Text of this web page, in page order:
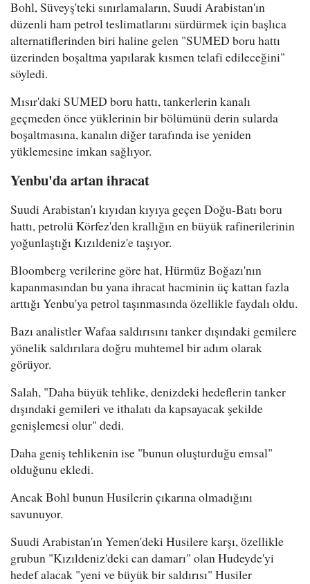
Bohl, Süveyş'teki sınırlamaların, Suudi Arabistan'ın
düzenli ham petrol teslimatlarını sürdürmek için başlıca
alternatiflerinden biri haline gelen "SUMED boru hattı
üzerinden boşaltma yapılarak kısmen telafi edileceğini"
söyledi.
Mısır'daki SUMED boru hattı, tankerlerin kanalı
geçmeden önce yüklerinin bir bölümünü derin sularda
boşaltmasına, kanalın diğer tarafında ise yeniden
yüklemesine imkan sağlıyor.
Yenbu'da artan ihracat
Suudi Arabistan'ı kıyıdan kıyıya geçen Doğu-Batı boru
hattı, petrolü Körfez'den krallığın en büyük rafinerilerinin
yoğunlaştığı Kızıldeniz'e taşıyor.
Bloomberg verilerine göre hat, Hürmüz Boğazı'nın
kapanmasından bu yana ihracat hacminin üç kattan fazla
arttığı Yenbu'ya petrol taşınmasında özellikle faydalı oldu.
Bazı analistler Wafaa saldırısını tanker dışındaki gemilere
yönelik saldırılara doğru muhtemel bir adım olarak
görüyor.
Salah, "Daha büyük tehlike, denizdeki hedeflerin tanker
dışındaki gemileri ve ithalatı da kapsayacak şekilde
genişlemesi olur" dedi.
Daha geniş tehlikenin ise "bunun oluşturduğu emsal"
olduğunu ekledi.
Ancak Bohl bunun Husilerin çıkarına olmadığını
savunuyor.
Suudi Arabistan'ın Yemen'deki Husilere karşı, özellikle
grubun "Kızıldeniz'deki can damarı" olan Hudeyde'yi
hedef alacak "yeni ve büyük bir saldırısı" Husiler